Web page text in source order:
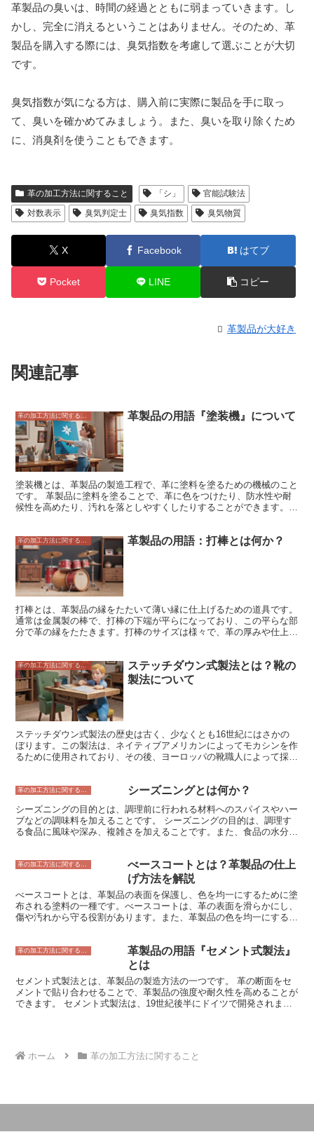
革製品の臭いは、時間の経過とともに弱まっていきます。し
かし、完全に消えるということはありません。そのため、革
製品を購入する際には、臭気指数を考慮して選ぶことが大切
です。
臭気指数が気になる方は、購入前に実際に製品を手に取っ
て、臭いを確かめてみましょう。また、臭いを取り除くため
に、消臭剤を使うこともできます。
革の加工方法に関すること 「シ」
官能試験法
対数表示
臭気判定士 臭気指数 臭気物質
X Facebook はてブ
Pocket LINE コピー
革製品が大好き
関連記事
革製品の用語『塗装機』について
塗装機とは、革製品の製造工程で、革に塗料を塗るための機械のこと
です。 革製品に塗料を塗ることで、革に色をつけたり、防水性や耐
候性を高めたり、汚れを落としやすくしたりすることができます。
は、革を機械に通すことで塗料を塗る機械です。 塗装機は、革製品
の品質を左右する重要な機械です。 適切な塗装を施すことで、革製
品の見た目を美しく仕上げることができます。 また、塗装すること
で革製品の耐久性や機能性を高めることもできます。 塗装機の役割
は、革製品に塗料を塗ることですが、その重要性は、革製品の品質を
左右する点にあります。 適切な塗装を施すことで、革製品の見た目
を美しく仕上げることができます。 また、塗装することで革製品の
耐久性や機能性を高めることもできます。
革製品の用語：打棒とは何か？
打棒とは、革製品の縁をたたいて薄い縁に仕上げるための道具です。
通常は金属製の棒で、打棒の下端が平らになっており、この平らな部
分で革の縁をたたきます。打棒のサイズは様々で、革の厚みや仕上げ
で縁をたたくと、革の表面に光沢が出て、より美しい仕上がりにする
ことができます。 打棒は、革製品の縁を仕上げるための基本的な道
具ですが、使いこなすには少しコツが必要です。打棒で革の縁をたた
きすぎると、縁が破れたり、シワが入ったりしてしまいます。また、
打棒で縁をたたきすぎると、縁が硬くなってしまいます。 打棒で革
の縁を仕上げるコツは、力を入れすぎずに、均等に縁をたたくことで
す。また、打棒で縁をたたいた後は、縁をヘラやバフで磨いて、表面
を滑らかに仕上げます。
ステッチダウン式製法とは？靴の
製法について
ステッチダウン式製法の歴史は古く、少なくとも16世紀にはさかの
ぼります。この製法は、ネイティブアメリカンによってモカシンを作
るために使用されており、その後、ヨーロッパの靴職人によって採用
ブーツやワークブーツを作るために広く使用されていました。この製
高まりました。今日では、ステッチダウン式製法は、ワークブーツ、
カジュアルシューズ、ドレスシューズなど、さまざまな靴に使用され
ています。
シーズニングとは何か？
シーズニングの目的とは、調理前に行われる材料へのスパイスやハー
ブなどの調味料を加えることです。 シーズニングの目的は、調理す
る食品に風味や深み、複雑さを加えることです。また、食品の水分を
シーズニングは、食品の保存性を高める効果もあります。 シーズニ
ングには、生肉や野菜をマリネする、下味をつける、焼く、炒めるな
ど、さまざまな方法があります。 シーズニングの方法は、食品の種
類や調理方法によって異なります。 -例- * 鶏肉を焼くときは、塩、こ
しょう、ガーリックパウダー、パプリカパウダーなどでシーズニング
します。 * 野菜を炒める時は、塩、こしょう、ニンニク、しょうがな
汁、ハーブなどでシーズニングします。 シーズニングは、料理をよ
り美味しくする効果的な方法であり、さまざまな料理に使用すること
革の加工方法に関すること
べースコートとは？革製品の仕上
げ方法を解説
べースコートとは、革製品の表面を保護し、色を均一にするために塗
布される塗料の一種です。べースコートは、革の表面を滑らかにし、
傷や汚れから守る役割があります。また、革製品の色を均一にするこ
バッグなどの革製品には、耐久性と耐水性に優れたウレタン樹脂系の
べースコートが使用されることが多くあります。一方、家具や内装な
どの革製品には、柔軟性と通気性に優れたアクリル樹脂系のべースコ
ートが使用されることが多くあります。
革製品の用語『セメント式製法』
とは
セメント式製法とは、革製品の製造方法の一つです。 革の断面をセ
メントで貼り合わせることで、革製品の強度や耐久性を高めることが
できます。 セメント式製法は、19世紀後半にドイツで開発されまし
財布など、さまざまな革製品に使用されています。また、セメント式
ホーム 革の加工方法に関すること